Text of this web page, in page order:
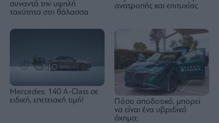
συναντά την υψηλή
ταχύτητα στη θάλασσα
ανατροπής και επιτυχίας
Mercedes: 140 A-Class σε
ειδική, επετειακή τιμή!
Πόσο αποδοτικό, μπορεί
να είναι ένα υβριδικό
όχημα;